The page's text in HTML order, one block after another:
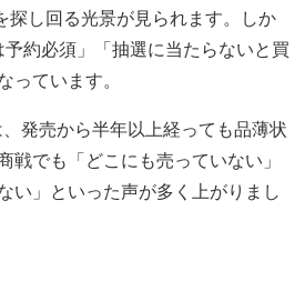
探し回る光景が見られます。しか
予約必須」「抽選に当たらないと買
っています。
、発売から半年以上経っても品薄状
戦でも「どこにも売っていない」
い」といった声が多く上がりまし